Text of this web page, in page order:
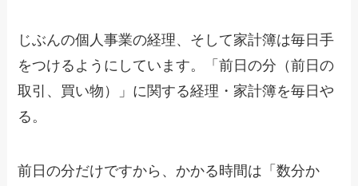
じぶんの個人事業の経理、そして家計簿は毎日手
をつけるようにしています。「前日の分（前日の
取引、買い物）」に関する経理・家計簿を毎日や
る。
前日の分だけですから、かかる時間は「数分か